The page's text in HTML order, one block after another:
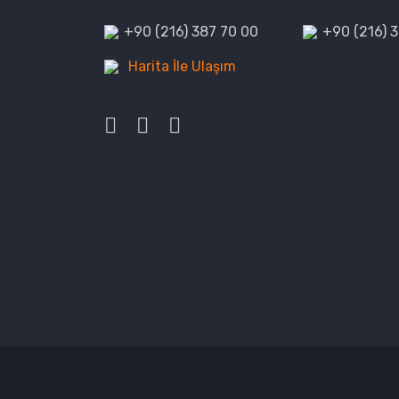
+90 (216) 387 70 00 +90 (216)
Harita İle Ulaşım